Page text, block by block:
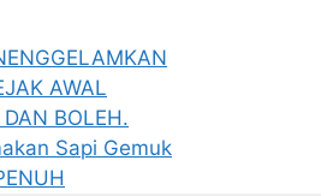
AWAL
BOLEH.
Sapi Gemuk